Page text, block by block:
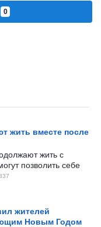
0
жить вместе после
жить с
позволить себе
жителей
Новым Годом